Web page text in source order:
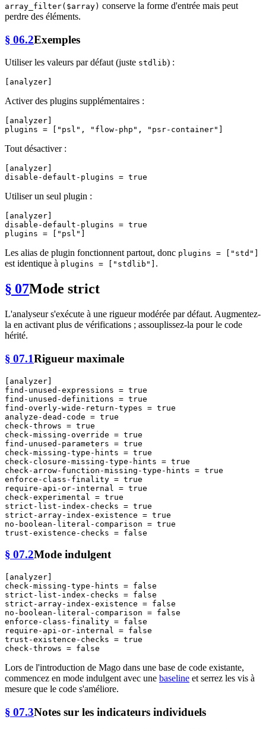
array_filter($array) conserve la forme d'entrée mais peut
perdre des éléments.
§ 06.2Exemples
Utiliser les valeurs par défaut (juste stdlib) :
[analyzer]
Activer des plugins supplémentaires :
[analyzer]
plugins = [ "psl" , "flow-php" , "psr-container"
Tout désactiver :
[analyzer]
disable-default-plugins = true
Utiliser un seul plugin :
[analyzer]
disable-default-plugins = true
plugins = [ "psl"
Les alias de plugin fonctionnent partout, donc plugins = ["std"]
est identique à plugins = ["stdlib"] .
§ 07Mode strict
L'analyseur s'exécute à une rigueur modérée par défaut. Augmentez-
la en activant plus de vérifications ; assouplissez-la pour le code
hérité.
§ 07.1Rigueur maximale
[analyzer]
find-unused-expressions = true
find-unused-definitions = true
find-overly-wide-return-types = true
analyze-dead-code = true
check-throws = true
check-missing-override = true
find-unused-parameters = true
check-missing-type-hints = true
check-closure-missing-type-hints = true
check-arrow-function-missing-type-hints = true
enforce-class-finality = true
require-api-or-internal
= true
check-experimental
= true
strict-list-index-checks = true
strict-array-index-existence = true
no-boolean-literal-comparison = true
trust-existence-checks = false
§ 07.2Mode indulgent
[analyzer]
check-missing-type-hints = false
strict-list-index-checks = false
strict-array-index-existence = false
no-boolean-literal-comparison = false
enforce-class-finality = false
require-api-or-internal = false
trust-existence-checks = true
check-throws = false
Lors de l'introduction de Mago dans une base de code existante,
commencez en mode indulgent avec une baseline et serrez les vis à
mesure que le code s'améliore.
§ 07.3Notes sur les indicateurs individuels